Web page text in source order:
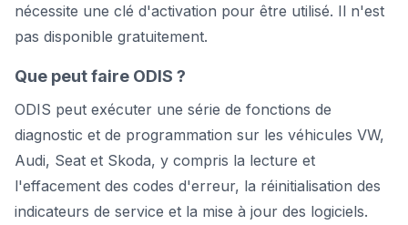
nécessite une clé d'activation pour être utilisé. Il n'est
pas disponible gratuitement.
Que peut faire ODIS ?
ODIS peut exécuter une série de fonctions de
diagnostic et de programmation sur les véhicules VW,
Audi, Seat et Skoda, y compris la lecture et
l'effacement des codes d'erreur, la réinitialisation des
indicateurs de service et la mise à jour des logiciels.